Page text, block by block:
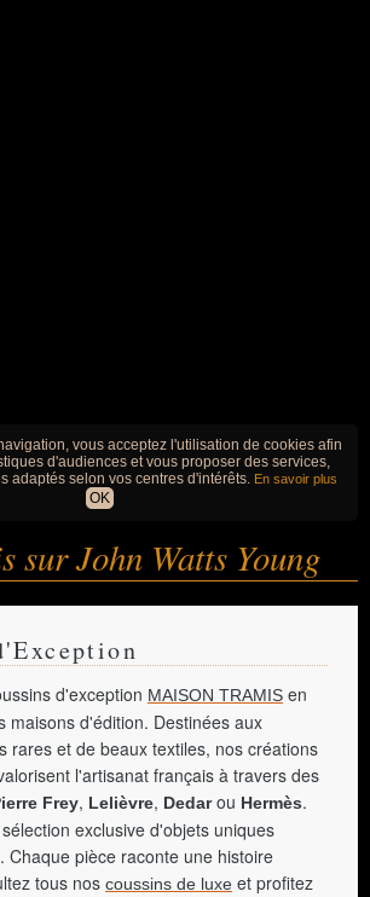
vous acceptez l'utilisation de cookies afin
d'audiences et vous proposer des services,
adaptés selon vos centres d'intérêts. En savoir plus
OK
sur John Watts Young
d'exception MAISON TRAMIS en
maisons d'édition. Destinées aux
rares et de beaux textiles, nos créations
l'artisanat français à travers des
Frey, Lelièvre, Dedarou Hermès.
exclusive d'objets uniques
Chaque pièce raconte une histoire
tous nos coussins de luxe et profitez